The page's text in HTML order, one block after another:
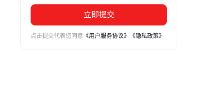
立即提交
点击提交代表您同意 《用户服务协议》 《隐私政策》